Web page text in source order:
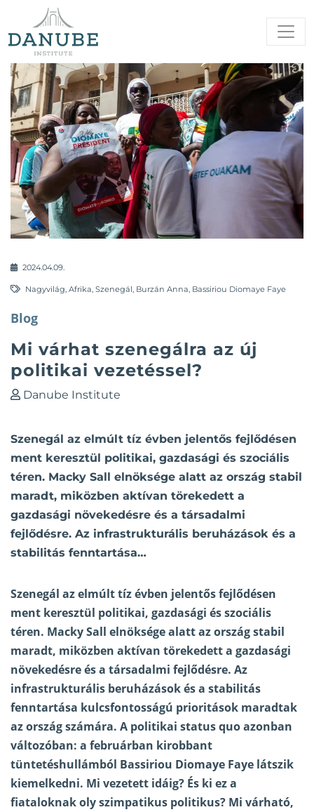
2024.04.09.
Nagyvilág, Afrika, Szenegál, Burzán Anna, Bassiriou Diomaye Faye
Blog
Mi várhat szenegálra az új
politikai vezetéssel?
Danube Institute
Szenegál az elmúlt tíz évben jelentős fejlődésen
ment keresztül politikai, gazdasági és szociális
téren. Macky Sall elnöksége alatt az ország stabil
maradt, miközben aktívan törekedett a
gazdasági növekedésre és a társadalmi
fejlődésre. Az infrastrukturális beruházások és a
stabilitás fenntartása…
Szenegál az elmúlt tíz évben jelentős fejlődésen
ment keresztül politikai, gazdasági és szociális
téren. Macky Sall elnöksége alatt az ország stabil
maradt, miközben aktívan törekedett a gazdasági
növekedésre és a társadalmi fejlődésre. Az
infrastrukturális beruházások és a stabilitás
fenntartása kulcsfontosságú prioritások maradtak
az ország számára. A politikai status quo azonban
változóban: a februárban kirobbant
tüntetéshullámból Bassiriou Diomaye Faye látszik
kiemelkedni. Mi vezetett idáig? És ki ez a
fiataloknak oly szimpatikus politikus? Mi várható,